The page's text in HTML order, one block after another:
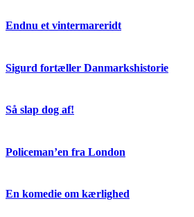
Endnu et vintermareridt
Sigurd fortæller Danmarkshistorie
Så slap dog af!
Policeman’en fra London
En komedie om kærlighed